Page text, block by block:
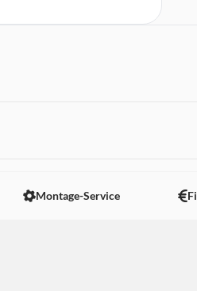
exzellente
stammen aus
Montage-Service